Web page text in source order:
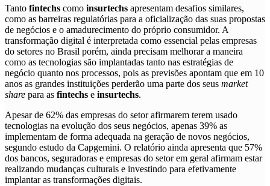
Tanto fintechs como insurtechs apresentam desafios similares,
como as barreiras regulatórias para a oficialização das suas propostas
de negócios e o amadurecimento do próprio consumidor. A
transformação digital é interpretada como essencial pelas empresas
do setores no Brasil porém, ainda precisam melhorar a maneira
como as tecnologias são implantadas tanto nas estratégias de
negócio quanto nos processos, pois as previsões apontam que em 10
anos as grandes instituições perderão uma parte dos seus market
share para as fintechs e insurtechs.
Apesar de 62% das empresas do setor afirmarem terem usado
tecnologias na evolução dos seus negócios, apenas 39% as
implementam de forma adequada na geração de novos negócios,
segundo estudo da Capgemini. O relatório ainda apresenta que 57%
dos bancos, seguradoras e empresas do setor em geral afirmam estar
realizando mudanças culturais e investindo para efetivamente
implantar as transformações digitais.